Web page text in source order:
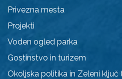
Privezna mesta
Projekti
Voden ogled parka
Gostinstvo in turizem
Okoljska politika in Zeleni ključ